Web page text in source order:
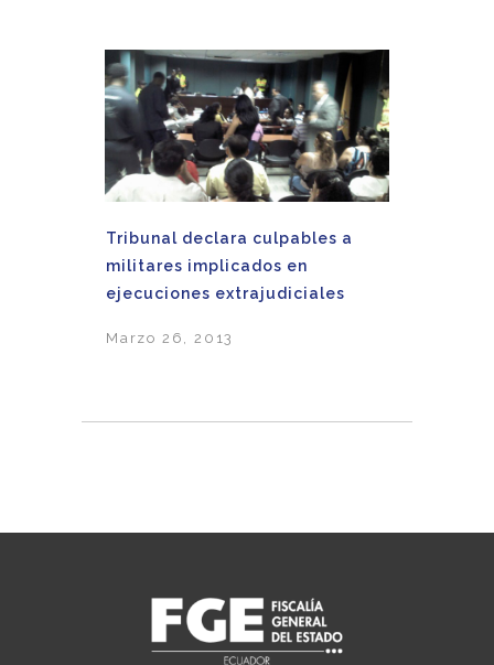
Tribunal declara culpables a
militares implicados en
ejecuciones extrajudiciales
Marzo 26, 2013